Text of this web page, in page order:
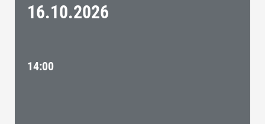
16.10.2026
14:00